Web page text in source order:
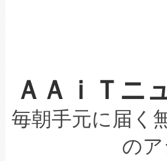
加組織は、
選定された製品
取得できる可能
設には、3億～4
最高経営責任者
す。「当社の
事業者の負担軽
系統連系を迅速
限を超えて利用
持できるよう貢
ービスレベル契
テリー性能の劣
狭視野のFOVを
ケーブル、枝な
なレーザースポ
な環境下でも豊
キロメートル範
LiDAR for
ＡＡｉＴ
毎朝手元に届く
の